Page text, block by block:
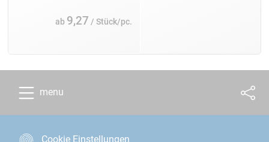
ab 9,27 / Stück/pc.
menu
Cookie Einstellungen